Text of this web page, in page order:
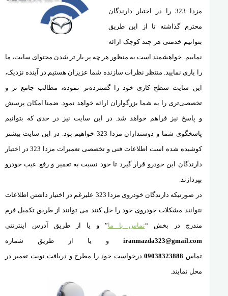
مزدا 323 را در اختیار دارندگان
محترم گذاشته تا از این طریق
بتوانیم خدمتی هر چند کوچک ارائه
نماییم. خواهشمند است به منظور هر چه پر بار تر شدن محتوای سایت، ما
را یاری نمایید. منتظر نظرات سازنده شما عزیزان هستیم.در آینده نزدیک،
این سایت سطح کاری خود را گسترده‌تر نموده، مطالب جامع تر و
تخصصی‌تری را به شما بزرگواران ارائه خواهد نمود. ضمنا امکان پرسش
و پاسخ نیز فراهم خواهد شد. در این سایت نیز در حدی که بتوانیم
پاسخگوی شما و دوستداران مزدا 323 خواهیم بود. در این سایت بیشتر
کوشیده شده است اطلاعات فنی و تخصصی تعمیرات مزدا 323 در اختیار
دارندگان این خودرو قرار گیرد تا خود نسبت به تعمیر و رفع عیب خودرو
بپردازند.
در صورتیکه دارندگان خودروی مزدا 323 علیرغم در اختیار داشتن اطلاعات
نتوانند مشکلات خودروی خود را حل کنند می توانند از طریق تکمیل فرم
مندرج در بخش “تماس با ما” و یا از طریق آدرس اینترنتی
iranmazda323@gmail.com و یا از طریق شماره
تماس 09038323888درخواست خود را مطرح و دریافت نوبت تعمیر در
محل نمایند.